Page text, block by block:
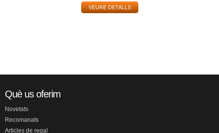
VEURE DETALLS
Què us oferim
Novetats
Recomanats
Articles de regal